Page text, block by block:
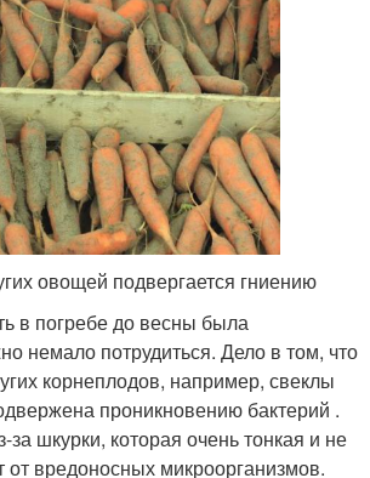
овощей подвергается гниению
в погребе до весны была
немало потрудиться. Дело в том, что
корнеплодов, например, свеклы
проникновению бактерий .
за шкурки, которая очень тонкая и не
от вредоносных микроорганизмов.